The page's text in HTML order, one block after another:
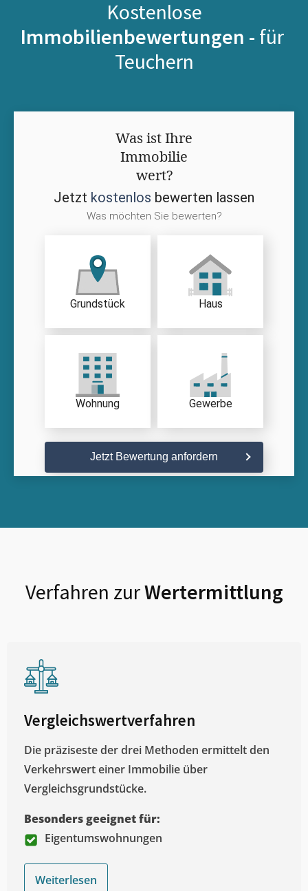
Kostenlose
Immobilienbewertungen - für
Teuchern
Was ist Ihre
Immobilie
wert?
Jetzt kostenlos bewerten lassen
Was möchten Sie bewerten?
Grundstück Haus
Wohnung Gewerbe
Jetzt Bewertung anfordern
Verfahren zurWertermittlung
Vergleichswertverfahren
Die präziseste der drei Methoden ermittelt den
Verkehrswert einer Immobilie über
Vergleichsgrundstücke.
Besonders geeignet für:
Eigentumswohnungen
Weiterlesen